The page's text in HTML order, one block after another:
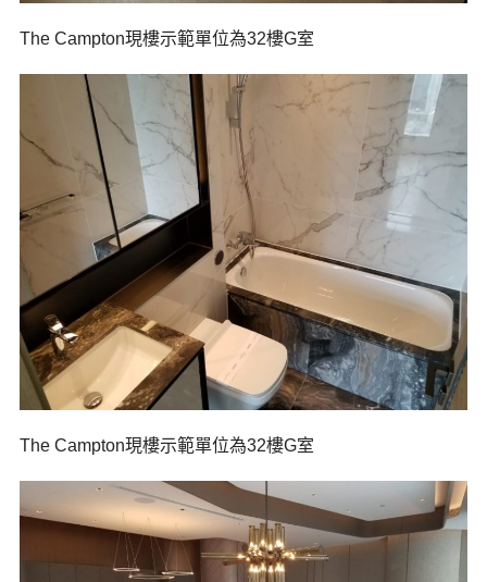
The Campton現樓示範單位為32樓G室
The Campton現樓示範單位為32樓G室